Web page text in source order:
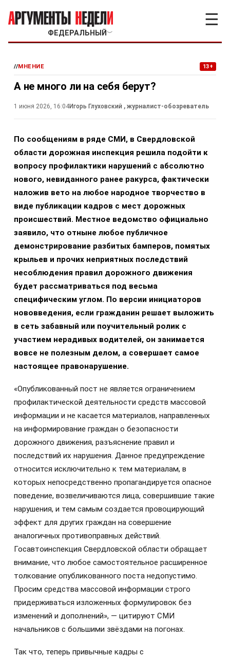
ФЕДЕРАЛЬНЫЙ ﹀
☰
//МНЕНИЕ 13+
А не много ли на себя берут?
1 июня 2026, 16:04Игорь Глуховский , журналист-обозреватель
По сообщениям в ряде СМИ, в Свердловской
области дорожная инспекция решила подойти к
вопросу профилактики нарушений с абсолютно
нового, невиданного ранее ракурса, фактически
наложив вето на любое народное творчество в
виде публикации кадров с мест дорожных
происшествий. Местное ведомство официально
заявило, что отныне любое публичное
демонстрирование разбитых бамперов, помятых
крыльев и прочих неприятных последствий
несоблюдения правил дорожного движения
будет рассматриваться под весьма
специфическим углом. По версии инициаторов
нововведения, если гражданин решает выложить
в сеть забавный или поучительный ролик с
участием нерадивых водителей, он занимается
вовсе не полезным делом, а совершает самое
настоящее правонарушение.
«Опубликованный пост не является ограничением
профилактической деятельности средств массовой
информации и не касается материалов, направленных
на информирование граждан о безопасности
дорожного движения, разъяснение правил и
последствий их нарушения. Данное предупреждение
относится исключительно к тем материалам, в
которых непосредственно пропагандируется опасное
поведение, возвеличиваются лица, совершившие такие
нарушения, и тем самым создается провоцирующий
эффект для других граждан на совершение
аналогичных противоправных действий.
Госавтоинспекция Свердловской области обращает
внимание, что любое самостоятельное расширенное
толкование опубликованного поста недопустимо.
Просим средства массовой информации строго
придерживаться изложенных формулировок без
изменений и дополнений», — цитируют СМИ
начальников с большими звёздами на погонах.
Так что, теперь привычные кадры с